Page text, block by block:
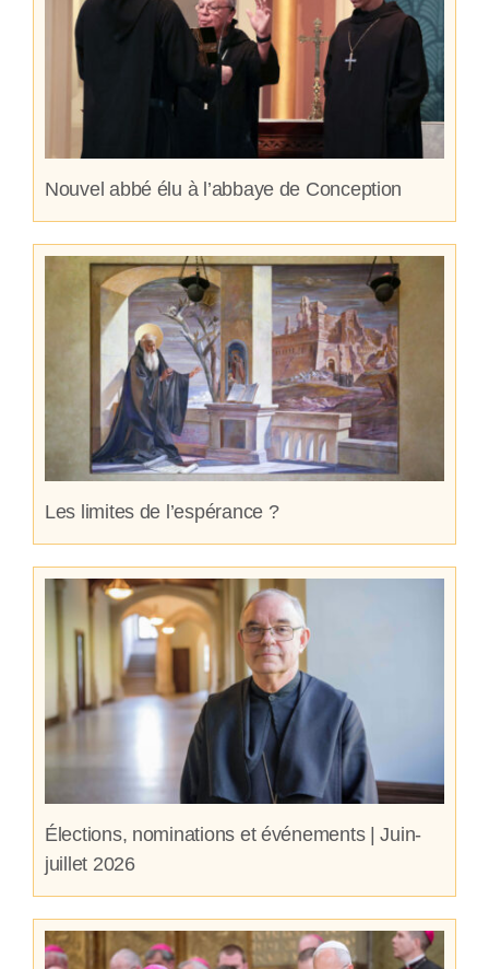
Nouvel abbé élu à l’abbaye de Conception
Les limites de l’espérance ?
Élections, nominations et événements | Juin-
juillet 2026